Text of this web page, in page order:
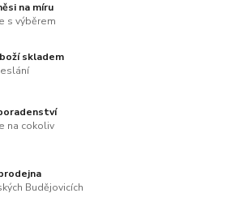
na míru
s výběrem
skladem
na cokoliv
Budějovicích